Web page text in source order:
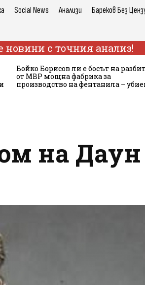
Social News Анализи Бареков Без
новини с точния анализ!
Бойко Борисов ли е босът на
от МВР мощна фабрика за
производство на фентанила –
на Даун